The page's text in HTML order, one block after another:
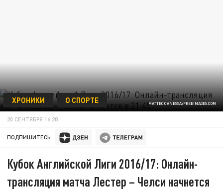
MATTEO CANESSA/FREEIMAGES.COM
ХРОНИКИ О СПОРТЕ
20 СЕНТЯБРЯ 16:28
ПОДПИШИТЕСЬ:
Кубок Английской Лиги 2016/17: Онлайн-
трансляция матча Лестер – Челси начнется